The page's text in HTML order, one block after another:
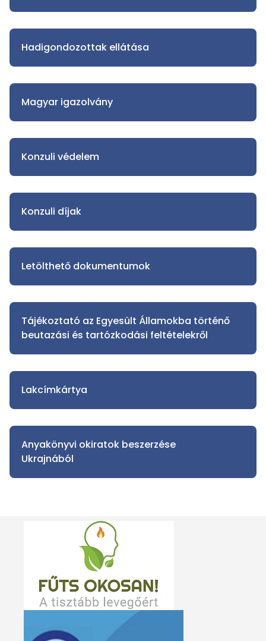
Hadigondozottak ellátása
Magyar igazolvány
Konzuli védelem
Konzuli díjak
Letölthető dokumentumok
Tájékoztató az Egyesült Államokba történő
beutazási és tartózkodási feltételekről
Lakcímkártya
Anyakönyvi okiratok beszerzése
Ukrajnából